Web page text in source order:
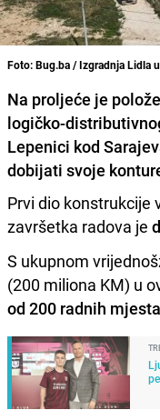
Foto: Bug.ba / Izgradnja Lidla
Na proljeće je
logičko-
Lepenici kod
dobijati svoje
Prvi dio konstrukcije
završetka radova je
S ukupnom
(200 miliona KM) u
od 200 radnih